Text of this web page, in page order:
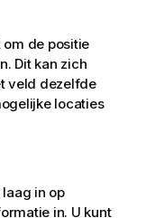
de positie
Dit kan zich
veld dezelfde
locaties
laag in op
in. U kunt